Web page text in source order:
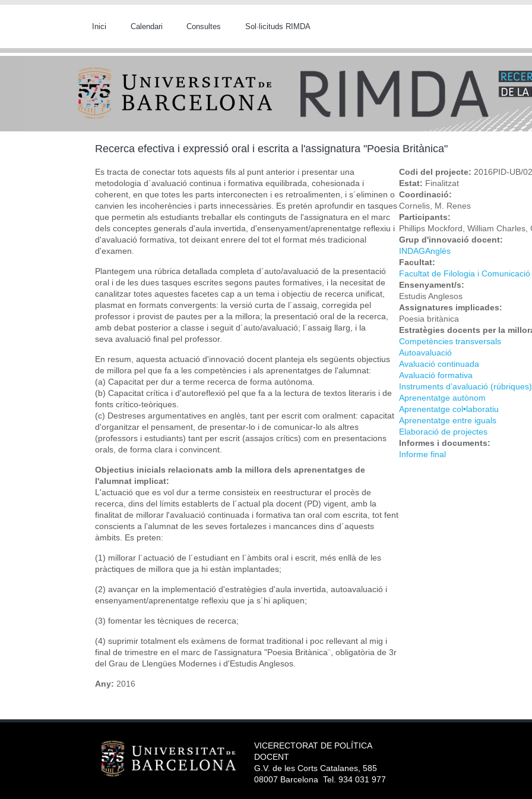
Vés al contingut
Inici Calendari Consultes Sol·licituds RIMDA
Recerca efectiva i expressió oral i escrita a l'assignatura "Poesia Britànica"
Es tracta de conectar tots aquests fils al punt anterior i presentar una
metodologia d´avaluació continua i formativa equilibrada, cohesionada i
coherent, en que totes les parts interconecten i es retroalimenten, i s´eliminen o
canvien les incoherències i parts innecessàries. Es pretén aprofundir en tasques
que permetin als estudiants treballar els continguts de l'assignatura en el marc
dels conceptes generals d'aula invertida, d'ensenyament/aprenentatge reflexiu i
d'avaluació formativa, tot deixant enrere del tot el format més tradicional
d'examen.
Plantegem una rúbrica detallada completa d´auto/avaluació de la presentació
oral i de les dues tasques escrites segons pautes formatives, i la necesitat de
canalitzar totes aquestes facetes cap a un tema i objectiu de recerca unificat,
plasmat en formats convergents: la versió curta de l´assaig, corregida pel
professor i provist de pautes per a la millora; la presentació oral de la recerca,
amb debat posterior a classe i seguit d´auto/avaluació; l´assaig llarg, i la
seva avaluació final pel professor.
En resum, aquesta actuació d'innovació docent planteja els següents objectius
de millora pel que fa a les competències i als aprenentatges de l'alumnat:
(a) Capacitat per dur a terme recerca de forma autònoma.
(b) Capacitat crítica i d'autoreflexió pel que fa a la lectura de textos literaris i de
fonts crítico-teòriques.
(c) Destreses argumentatives en anglès, tant per escrit com oralment: capacitat
d'organitzar el pensament, de presentar-lo i de comunicar-lo als altres
(professors i estudiants) tant per escrit (assajos crítics) com en presentacions
orals, de forma clara i convincent.
Objectius inicials relacionats amb la millora dels aprenentatges de
l'alumnat implicat:
L'actuació que es vol dur a terme consisteix en reestructurar el procès de
recerca, dins del límits establerts de l´actual pla docent (PD) vigent, amb la
finalitat de millorar l'avaluació continuada i formativa tan oral com escrita, tot fent
conscients a l’alumnat de les seves fortalezes i mancances dins d´aquests
àmbits. Es preten:
(1) millorar l´actuació de l´estudiant en l´àmbits oral i escrit, més enllà de les
pràctiques de millora que ja hi estàn implantades;
(2) avançar en la implementació d'estratègies d'aula invertida, autoavaluació i
ensenyament/aprenentatge reflexiu que ja s´hi apliquen;
(3) fomentar les tècniques de recerca;
(4) suprimir totalment els exàmens de format traditional i poc rellevant al mig i
final de trimestre en el marc de l'assignatura "Poesia Britànica¨, obligatòria de 3r
del Grau de Llengües Modernes i d'Estudis Anglesos.
Codi del projecte: 2016PID-UB/
Estat: Finalitzat
Coordinació:
Cornelis, M. Renes
Participants:
Phillips Mockford, William Charles,
Grup d'innovació docent:
INDAGAnglès
Facultat:
Facultat de Filologia i Comunicació
Ensenyament/s:
Estudis Anglesos
Assignatures implicades:
Poesia britànica
Estratègies docents per la
Competències transversals
Autoavaluació
Avaluació continuada
Avaluació formativa
Instruments d’avaluació (rúbriques)
Aprenentatge autònom
Aprenentatge col•laboratiu
Aprenentatge entre iguals
Elaboració de projectes
Informes i documents:
Informe final
Any: 2016
VICERECTORAT DE POLÍTICA
DOCENT
G.V. de les Corts Catalanes, 585
08007 Barcelona Tel. 934 031 977